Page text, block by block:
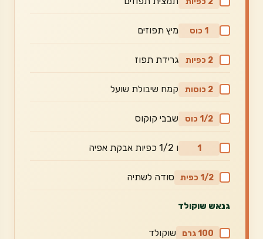
1 כוס מיץ תפוזים
2 כפיות גרידת תפוז
2 כוסות קמח שיבולת שועל
1/2 כוס שבבי קוקוס
1 ו 1/2 כפיות אבקת אפיה
1/2 כפית סודה לשתיה
גנאש שוקולד
100 גרם שוקולד